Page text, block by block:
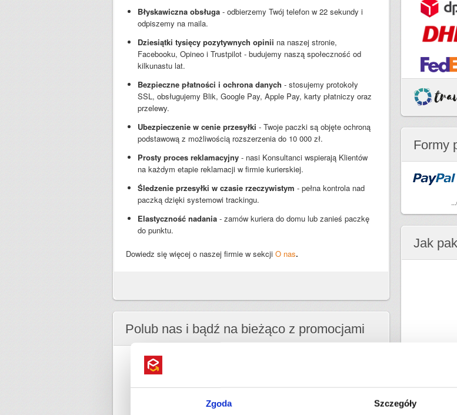
Zgoda Szczegóły
Błyskawiczna obsługa - odbierzemy Twój telefon w 22 sekundy i
odpiszemy na maila.
Dziesiątki tysięcy pozytywnych opinii na naszej stronie,
Facebooku, Opineo i Trustpilot - budujemy naszą społeczność od
kilkunastu lat.
Bezpieczne płatności i ochrona danych - stosujemy protokoły
SSL, obsługujemy Blik, Google Pay, Apple Pay, karty płatniczy oraz
przelewy.
Ubezpieczenie w cenie przesyłki - Twoje paczki są objęte ochroną
podstawową z możliwością rozszerzenia do 10 000 zł.
Prosty proces reklamacyjny - nasi Konsultanci wspierają Klientów
na każdym etapie reklamacji w firmie kurierskiej.
Śledzenie przesyłki w czasie rzeczywistym - pełna kontrola nad
paczką dzięki systemowi trackingu.
Elastyczność nadania - zamów kuriera do domu lub zanieś paczkę
do punktu.
Dowiedz się więcej o naszej firmie w sekcji O nas.
Polub nas i bądź na bieżąco z promocjami
Formy
Jak